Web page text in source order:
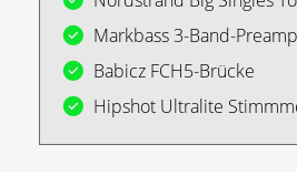
Markbass 3-Band-Preamp
Babicz FCH5-Brücke
Hipshot Ultralite